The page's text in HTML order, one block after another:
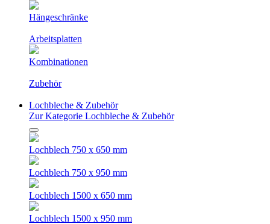
Hängeschränke
Arbeitsplatten
Kombinationen
Zubehör
Lochbleche & Zubehör
Zur Kategorie Lochbleche & Zubehör
Lochblech 750 x 650 mm
Lochblech 750 x 950 mm
Lochblech 1500 x 650 mm
Lochblech 1500 x 950 mm